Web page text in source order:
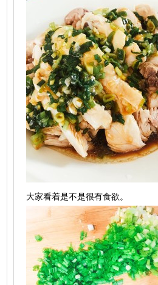
大家看着是不是很有食欲。